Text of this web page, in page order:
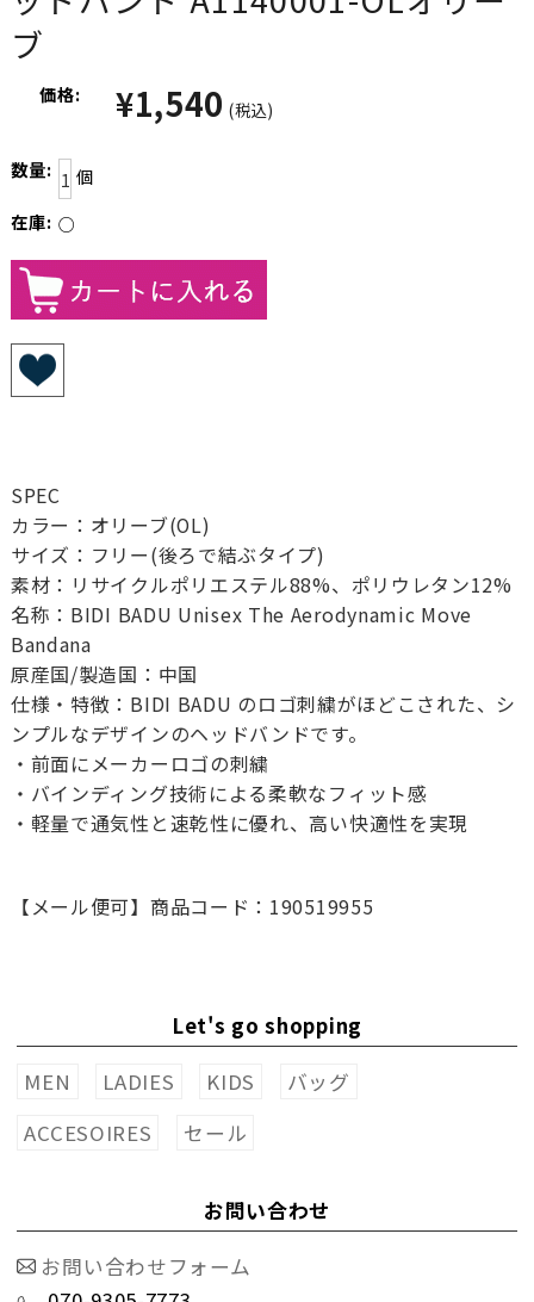
ブ
価格: ¥1,540 (税込)
数量:
個
在庫: ○
SPEC
カラー：オリーブ(OL)
サイズ：フリー(後ろで結ぶタイプ)
素材：リサイクルポリエステル88%、ポリウレタン12%
名称：BIDI BADU Unisex The Aerodynamic Move
Bandana
原産国/製造国：中国
仕様・特徴：BIDI BADU のロゴ刺繍がほどこされた、シ
ンプルなデザインのヘッドバンドです。
・前面にメーカーロゴの刺繍
・バインディング技術による柔軟なフィット感
・軽量で通気性と速乾性に優れ、高い快適性を実現
【メール便可】商品コード：190519955
Let's go shopping
MEN
LADIES KIDS
バッグ
ACCESOIRES
セール
お問い合わせ
お問い合わせフォーム